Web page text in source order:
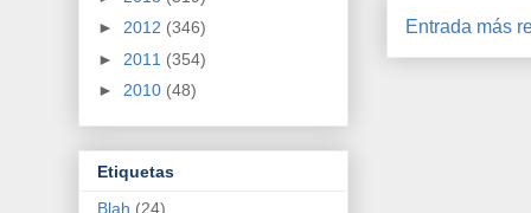
Entrada más
► 2012 (346)
► 2011 (354)
► 2010 (48)
Etiquetas
Blah (24)